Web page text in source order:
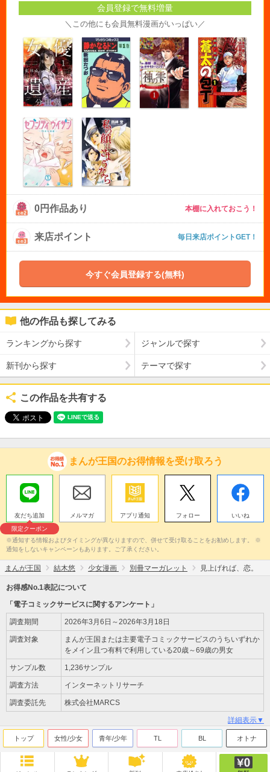
会員登録で無料増量
＼この他にも会員無料漫画がいっぱい／
0円作品あり 本棚に入れておこう！
来店ポイント 毎日来店ポイントGET！
今すぐ会員登録する(無料)
他の作品も探してみる
ランキングから探す ジャンルで探す
新刊から探す テーマで探す
この作品を共有する
まんが王国のお得情報を受け取ろう
友だち追加
限定クーポン
メルマガ アプリ通知 フォロー いいね
※通知する情報およびタイミングが異なりますので、併せて受け取ることをお勧めします。 ※
通知をしないキャンペーンもあります。ご了承ください。
まんが王国 結木悠 少女漫画 別冊マーガレット 見上げれば、恋。
お得感No.1表記について
「電子コミックサービスに関するアンケート」
調査期間 2026年3月6日～2026年3月18日
調査対象
まんが王国または主要電子コミックサービスのうちいずれか
をメイン且つ有料で利用している20歳～69歳の男女
サンプル数 1,236サンプル
調査方法 インターネットリサーチ
調査委託先 株式会社MARCS
詳細表示▼
トップ 女性/少女 青年/少年 TL BL オトナ